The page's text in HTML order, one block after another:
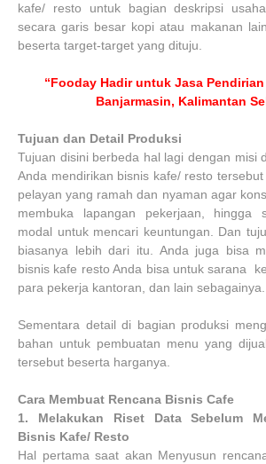
kafe/ resto untuk bagian deskripsi
secara garis besar kopi atau makanan
beserta target-target yang dituju.
“Fooday Hadir untuk Jasa
Banjarmasin, Kalimantan
Tujuan dan Detail Produksi
Tujuan disini berbeda hal lagi dengan misi
Anda mendirikan bisnis kafe/ resto
pelayan yang ramah dan nyaman agar
membuka lapangan pekerjaan, hingga
modal untuk mencari keuntungan. Dan
biasanya lebih dari itu. Anda juga bisa
bisnis kafe resto Anda bisa untuk sarana
para pekerja kantoran, dan lain sebagainya.
Sementara detail di bagian produksi
bahan untuk pembuatan menu yang
tersebut beserta harganya.
Cara Membuat Rencana Bisnis Cafe
1.
Melakukan Riset Data Sebelum
Bisnis Kafe/ Resto
Hal pertama saat akan Menyusun